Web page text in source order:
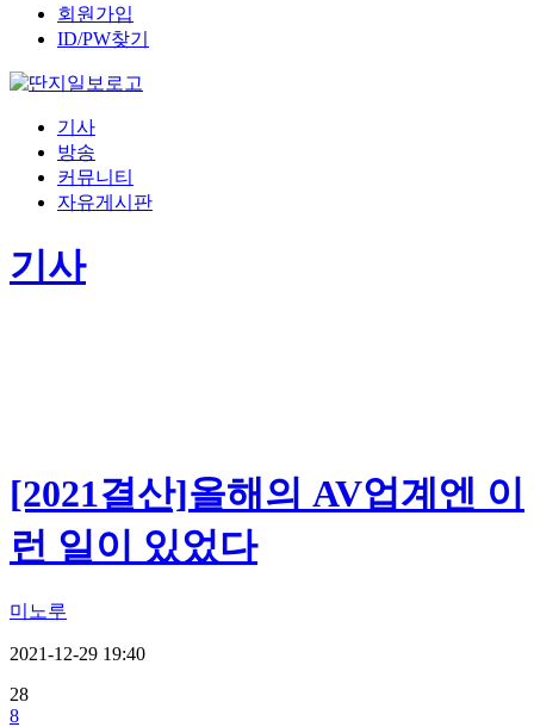
회원가입
ID/PW찾기
기사
방송
커뮤니티
자유게시판
기사
[2021결산]올해의 AV업계엔 이
런 일이 있었다
미노루
2021-12-29 19:40
28
8